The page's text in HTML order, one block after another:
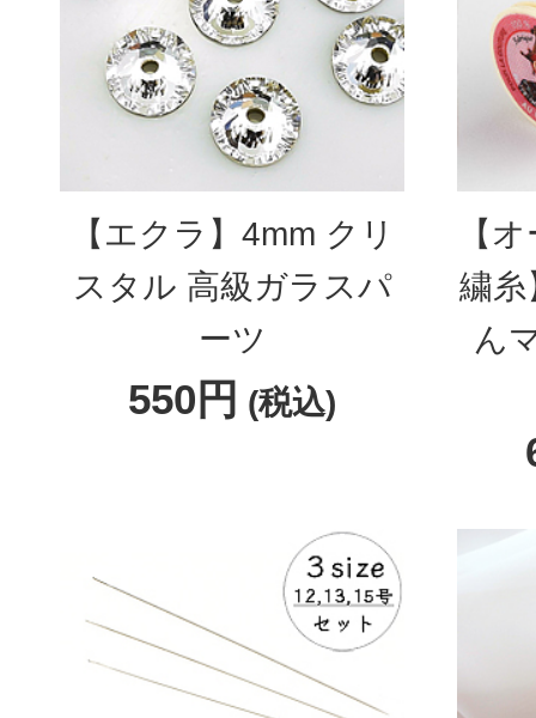
【エクラ】4mm クリ
スタル 高級ガラスパ
ーツ
550円 (税込)
【
繍糸
ん